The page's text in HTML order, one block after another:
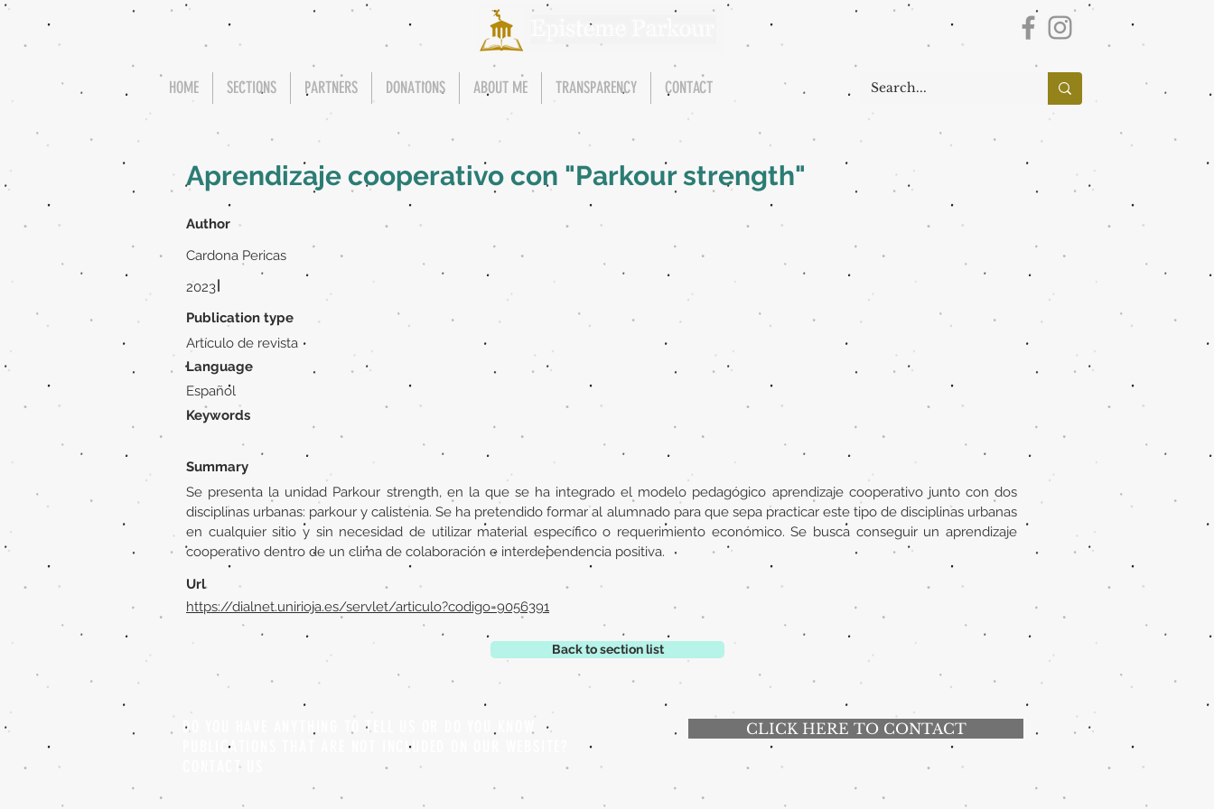
HOME SECTIONS PARTNERS DONATIONS ABOUT ME TRANSPARENCY CONTACT
Aprendizaje cooperativo con "Parkour strength"
Author
Cardona Pericas
2023|
Publication type
Artículo de revista
Language
Español
Keywords
Summary
Se presenta la unidad Parkour strength, en la que se ha integrado el modelo pedagógico aprendizaje cooperativo junto con dos
disciplinas urbanas: parkour y calistenia. Se ha pretendido formar al alumnado para que sepa practicar este tipo de disciplinas urbanas
en cualquier sitio y sin necesidad de utilizar material específico o requerimiento económico. Se busca conseguir un aprendizaje
cooperativo dentro de un clima de colaboración e interdependencia positiva.
Url
https://dialnet.unirioja.es/servlet/articulo?codigo=9056391
Back to section list
DO YOU HAVE ANYTHING TO TELL US OR DO YOU KNOW
PUBLICATIONS THAT ARE NOT INCLUDED ON OUR WEBSITE?
CONTACT US
CLICK HERE TO CONTACT